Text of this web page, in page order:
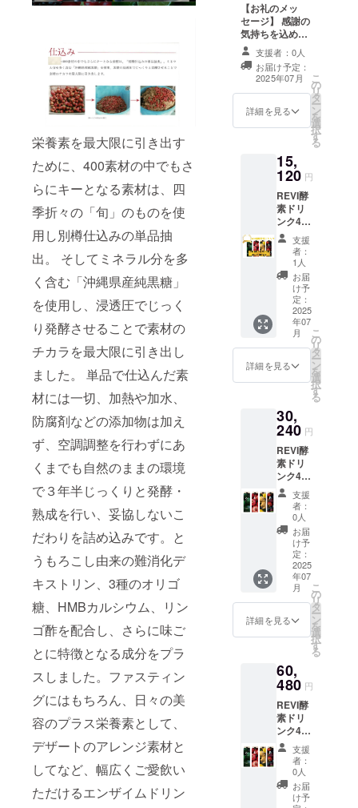
栄養素を最大限に引き出す
ために、400素材の中でもさ
らにキーとなる素材は、四
季折々の「旬」のものを使
用し別樽仕込みの単品抽
出。 そしてミネラル分を多
く含む「沖縄県産純黒糖」
を使用し、浸透圧でじっく
り発酵させることで素材の
チカラを最大限に引き出し
ました。 単品で仕込んだ素
材には一切、加熱や加水、
防腐剤などの添加物は加え
ず、空調調整を行わずにあ
くまでも自然のままの環境
で３年半じっくりと発酵・
熟成を行い、妥協しないこ
だわりを詰め込みです。と
うもろこし由来の難消化デ
キストリン、3種のオリゴ
糖、HMBカルシウム、リン
ゴ酢を配合し、さらに味ご
とに特徴となる成分をプラ
スしました。ファスティン
グにはもちろん、日々の美
容のプラス栄養素として、
デザートのアレンジ素材と
してなど、幅広くご愛飲い
ただけるエンザイムドリン
【お礼のメッ
セージ】 感謝の
気持ちを込め
て、お礼のメッ
セージをお送り
します。
支援者：0人
お届け予定：
2025年07月
詳細を見る
こ
の
リ
タ
ー
ン
を
選
択
す
る
15,
120 円
REVI酵
素ドリ
ンク400
ざく
ろ
シーク
ワー
サー
柚子ジ
ジャー
ベ
リーテ
イスト
よりお
好きな
ト1本選
んで頂
けます
各1本
1ℓ15,12
0円
【商品
の特
徴】 源
泉され
た400素
材の野
菜・果
物・海
藻を使
用した
究極の
ンクが
誕生し
ました
★ 栄養
素を最
大限に
引き出
すため
に、 厳
選した
400素材
支援
者：
1人
お届
け予
定：
2025
年07
月
詳細を見る
こ
の
リ
タ
ー
ン
を
選
択
す
る
30,
240 円
REVI酵
素ドリ
ンク400
ざく
ろ
シーク
ワー
サー
柚子ジ
ジャー
ベ
リーテ
イスト
の中か
らお好
素ドリ
ンク2本
お選び
頂けま
す 各1
本
1ℓ15,12
【商品
の特
徴】 源
支援
者：
0人
お届
け予
定：
2025
年07
月
詳細を見る
こ
の
リ
タ
ー
ン
を
選
択
す
る
60,
480 円
REVI酵
素ドリ
ンク400
ざく
ろ
シーク
ワー
サー
支援
者：
0人
お届
け予